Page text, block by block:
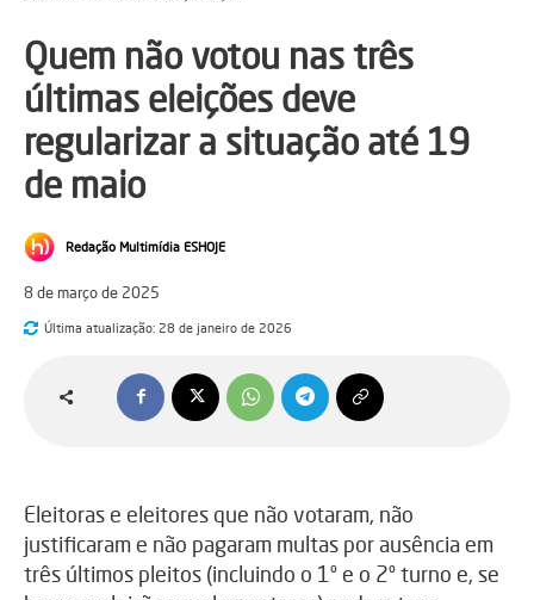
Quem não votou nas três
últimas eleições deve
regularizar a situação até 19
de maio
Redação Multimídia ESHOJE
8 de março de 2025
Última atualização: 28 de janeiro de 2026
Eleitoras e eleitores que não votaram, não
justificaram e não pagaram multas por ausência em
três últimos pleitos (incluindo o 1º e o 2º turno e, se